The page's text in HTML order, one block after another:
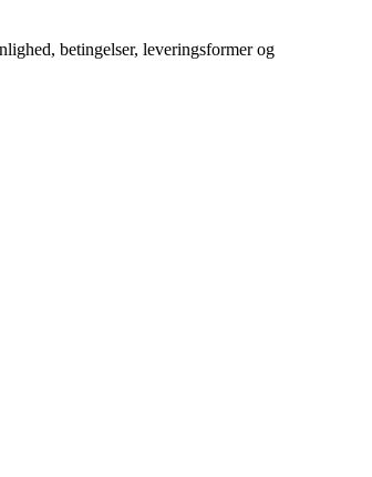
betingelser, leveringsformer og